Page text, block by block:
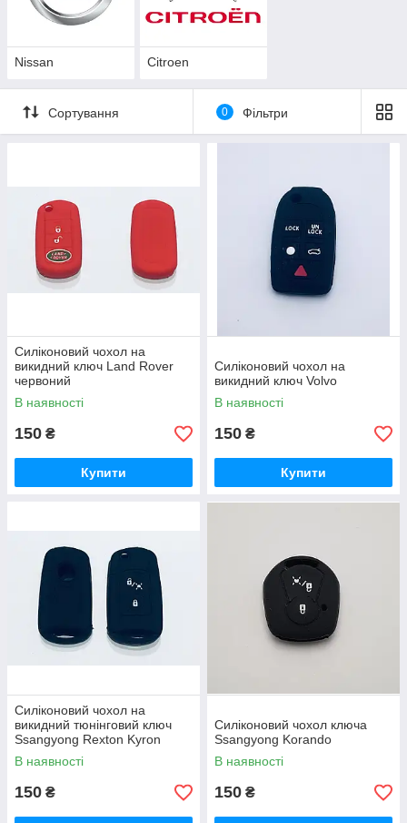
Nissan Citroen
Сортування 0 Фільтри
Силіконовий чохол на
викидний ключ Land Rover
червоний
В наявності
150 ₴
Купити
Силіконовий чохол на
викидний ключ Volvo
В наявності
150 ₴
Купити
Силіконовий чохол на
викидний тюнінговий ключ
Ssangyong Rexton Kyron
Action
В наявності
150 ₴
Силіконовий чохол ключа
Ssangyong Korando
В наявності
150 ₴